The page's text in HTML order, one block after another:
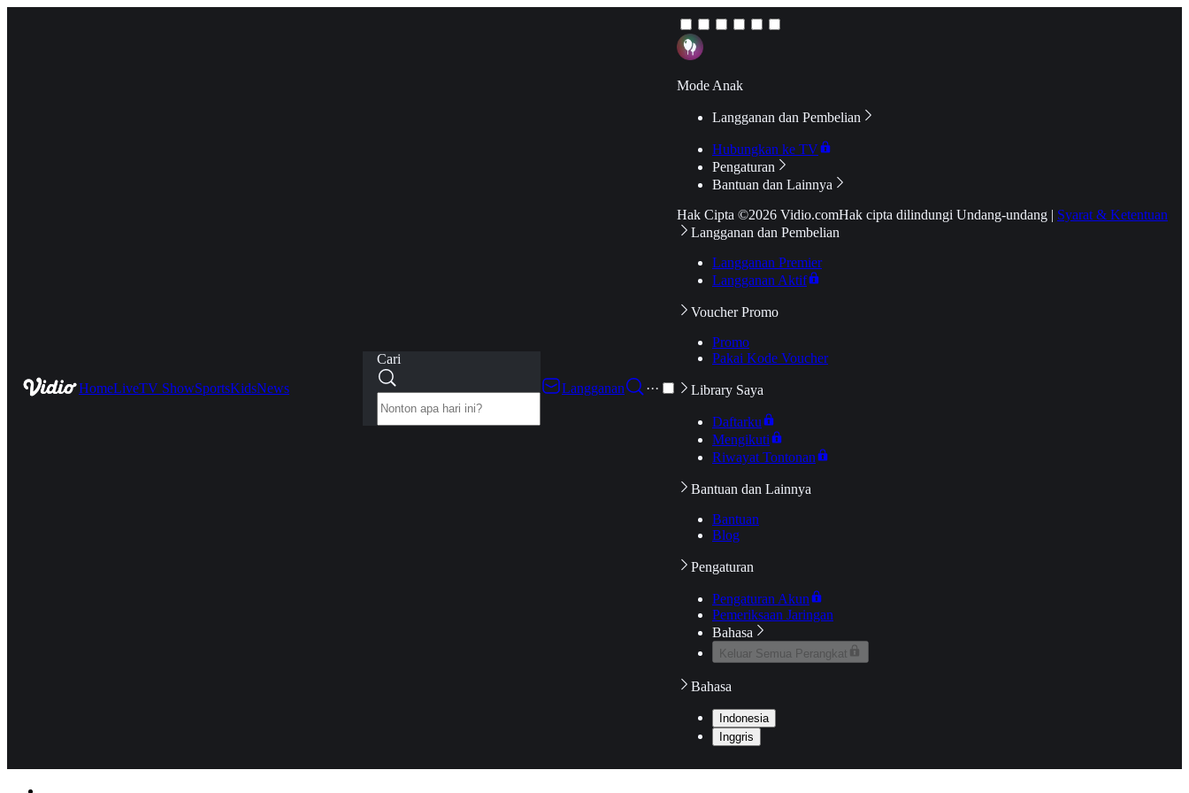
HomeLiveTV ShowSportsKidsNews
Cari
Langganan
···
Mode Anak
Langganan dan Pembelian
Hubungkan ke TV
Pengaturan
Bantuan dan Lainnya
Hak Cipta ©2026 Vidio.comHak cipta dilindungi Undang-undang | Syarat & Ketentuan
Langganan dan Pembelian
Langganan Premier
Langganan Aktif
Voucher Promo
Promo
Pakai Kode Voucher
Library Saya
Daftarku
Mengikuti
Riwayat Tontonan
Bantuan dan Lainnya
Bantuan
Blog
Pengaturan
Pengaturan Akun
Pemeriksaan Jaringan
Bahasa
Keluar Semua Perangkat
Bahasa
Indonesia
Inggris